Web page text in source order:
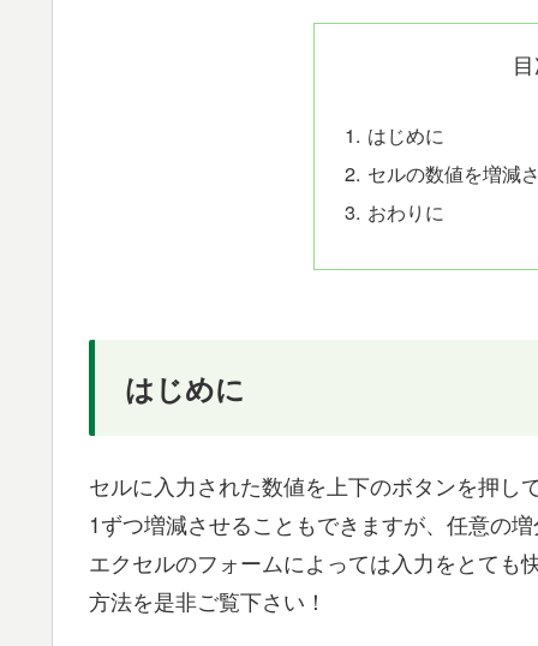
はじめに
セルの数値を増減
おわりに
はじめに
セルに入力された数値を上下のボタンを押し
1ずつ増減させることもできますが、任意の
エクセルのフォームによっては入力をとても
方法を是非ご覧下さい！